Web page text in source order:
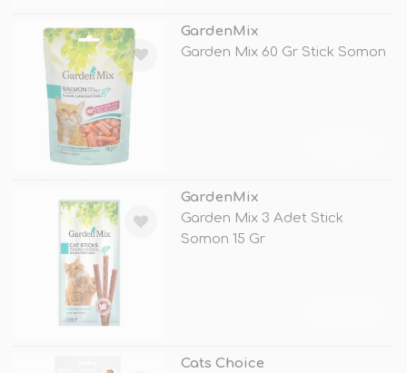
GardenMix
Garden Mix 60 Gr Stick Somon
GardenMix
Garden Mix 3 Adet Stick
Somon 15 Gr
Cats Choice